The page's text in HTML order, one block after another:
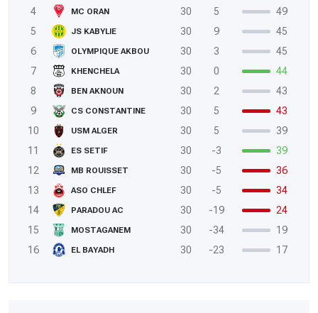
4
MC ORAN 30 5
49
5
JS KABYLIE 30 9
45
6
OLYMPIQUE AKBOU 30 3
45
7
KHENCHELA 30 0
44
8
BEN AKNOUN 30 2
43
9
CS CONSTANTINE 30 5
43
10
USM ALGER 30 5
39
11
ES SETIF 30 -3
39
12
MB ROUISSET 30 -5
36
13
ASO CHLEF 30 -5
34
14
PARADOU AC 30 -19
24
15
MOSTAGANEM 30 -34
19
16
EL BAYADH 30 -23 17